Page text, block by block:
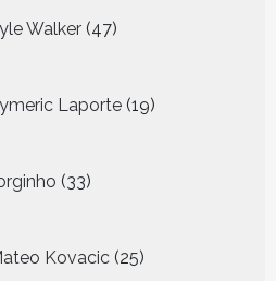
Walker 47
producten
Laporte 19
producten
33
producten
Kovacic 25
producten